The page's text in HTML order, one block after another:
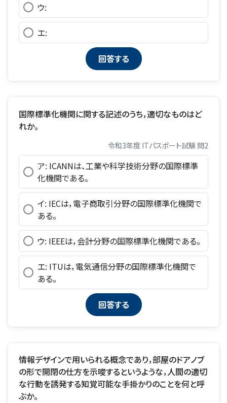
ウ:
エ:
国際標準化機関に関する記述のうち，適切なものはど
れか。
令和3年度 ITパスポート試験 問2
ア: ICANNは、工業や科学技術分野の国際標準
化機関である。
イ: IECは，電子商取引分野の国際標準化機関で
ある。
ウ: IEEEは，会計分野の国際標準化機関である。
エ: ITUは，電気通信分野の国際標準化機関で
ある。
情報デザインで用いられる概念であり，部屋のドアノブ
の形で開閉の仕方を示唆するというような，人間の適切
な行動を誘発する知覚可能な手掛かりのことを何と呼
ぶか。